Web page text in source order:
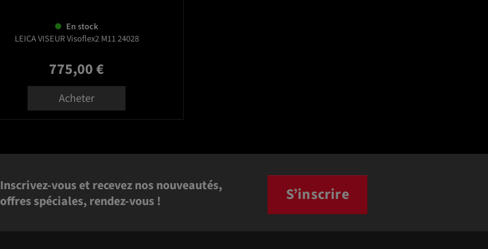
En stock
LEICA VISEUR Visoflex2 M11 24028
Prix
775,00 €
Acheter
Inscrivez-vous et recevez nos nouveautés,
offres spéciales, rendez-vous !
S’inscrire